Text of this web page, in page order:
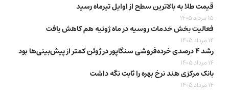
قیمت طلا به بالاترین سطح از اوایل تیرماه رسید
15 مرداد 1405
فعالیت بخش خدمات روسیه در ماه ژوئیه هم کاهش یافت
14 مرداد 1405
رشد ۴ درصدی خرده‌فروشی سنگاپور در ژوئن کمتر از پیش‌بینی‌ها بود
14 مرداد 1405
بانک مرکزی هند نرخ بهره را ثابت نگه داشت
14 مرداد 1405